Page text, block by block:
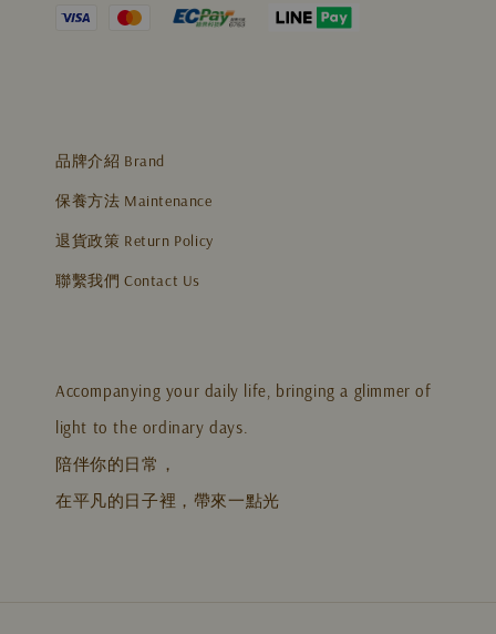
品牌介紹 Brand
保養方法 Maintenance
退貨政策 Return Policy
聯繫我們 Contact Us
Accompanying your daily life, bringing a glimmer of
light to the ordinary days.
陪伴你的日常，
在平凡的日子裡，帶來一點光